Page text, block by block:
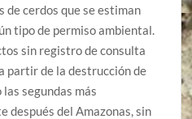
cerdos que se estiman
tipo de permiso ambiental.
sin registro de consulta
partir de la destrucción de
segundas más
después del Amazonas, sin